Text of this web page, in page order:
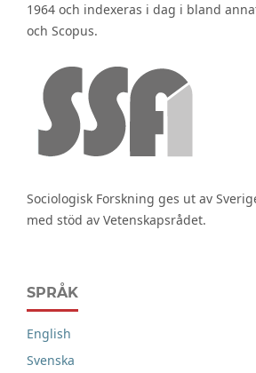
1964 och indexeras i dag i bland
och Scopus.
Sociologisk Forskning ges ut av
med stöd av Vetenskapsrådet.
SPRÅK
English
Svenska